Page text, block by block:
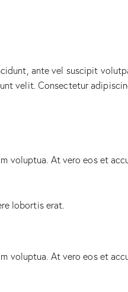
ante vel suscipit
velit. Consectetur
voluptua. At vero eos et
lobortis erat.
voluptua. At vero eos et